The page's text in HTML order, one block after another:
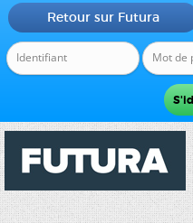
Retour sur Futura